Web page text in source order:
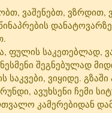
ვაშენებთ, ვზრდით,
ფულის საკეთებლად,
შეგნებულად
საკვები, ვიყიდე.
ავუხსენი ჩემი
კამერებიდან